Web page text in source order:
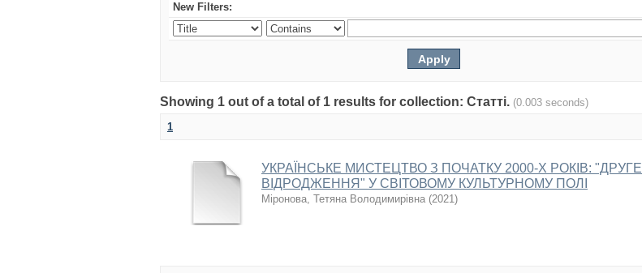
New Filters:
Showing 1 out of a total of 1 results for collection: Статті. (0.003 seconds)
1
УКРАЇНСЬКЕ МИСТЕЦТВО З ПОЧАТКУ 2000-Х РОКІВ: "ДРУГЕ
ВІДРОДЖЕННЯ" У СВІТОВОМУ КУЛЬТУРНОМУ ПОЛІ
Міронова, Тетяна Володимирівна (2021)